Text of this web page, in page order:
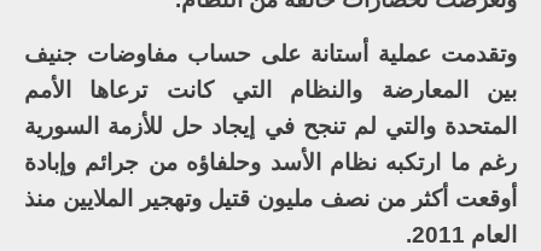
وتقدمت عملية أستانة على حساب مفاوضات جنيف
بين المعارضة والنظام التي كانت ترعاها الأمم
المتحدة والتي لم تنجح في إيجاد حل للأزمة السورية
رغم ما ارتكبه نظام الأسد وحلفاؤه من جرائم وإبادة
أوقعت أكثر من نصف مليون قتيل وتهجير الملايين منذ
العام 2011.